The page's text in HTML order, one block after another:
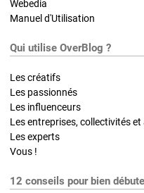
Webedia
Manuel d'Utilisation
Qui utilise OverBlog ?
Les créatifs
Les passionnés
Les influenceurs
Les entreprises, collectivités
Les experts
Vous !
12 conseils pour bien